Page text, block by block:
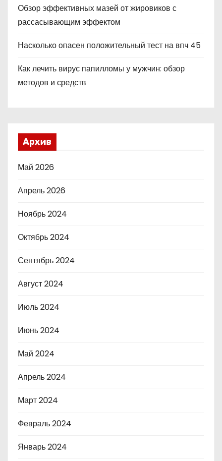
Обзор эффективных мазей от жировиков с
рассасывающим эффектом
Насколько опасен положительный тест на впч 45
Как лечить вирус папилломы у мужчин: обзор
методов и средств
Архив
Май 2026
Апрель 2026
Ноябрь 2024
Октябрь 2024
Сентябрь 2024
Август 2024
Июль 2024
Июнь 2024
Май 2024
Апрель 2024
Март 2024
Февраль 2024
Январь 2024